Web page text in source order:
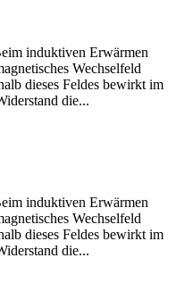
induktiven Erwärmen
Wechselfeld
dieses Feldes bewirkt im
die...
induktiven Erwärmen
Wechselfeld
dieses Feldes bewirkt im
die...